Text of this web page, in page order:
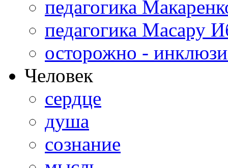
педагогика
педагогика Масару
осторожно -
Человек
сердце
душа
сознание